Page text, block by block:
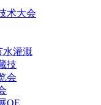
术大会
水灌溉
技
会
OE